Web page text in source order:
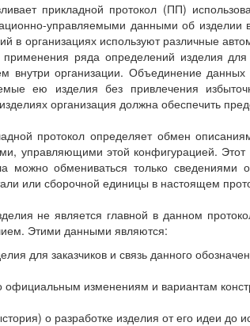
прикладной протокол (ПП)
управляемыми данными об изделии
в организациях используют различные
ряда определений изделия
внутри организации. Объединение
ею изделия без привлечения
организация должна обеспечить
протокол определяет обмен
управляющими этой конфигурацией.
можно обмениваться только
или сборочной единицы в настоящем
не является главной в данном
Этими данными являются:
для заказчиков и связь данного
официальным изменениям и вариантам
о разработке изделия от его идеи до